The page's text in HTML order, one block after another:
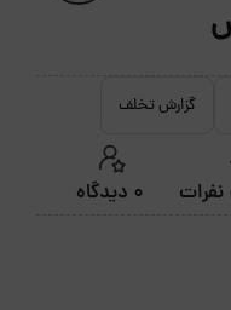
گزارش تخلف
0 دیدگاه